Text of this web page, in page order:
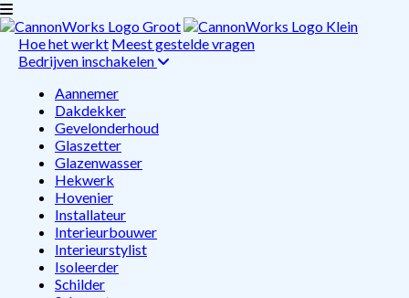
Hoe het werkt Meest gestelde vragen
Bedrijven inschakelen
Aannemer
Dakdekker
Gevelonderhoud
Glaszetter
Glazenwasser
Hekwerk
Hovenier
Installateur
Interieurbouwer
Interieurstylist
Isoleerder
Schilder